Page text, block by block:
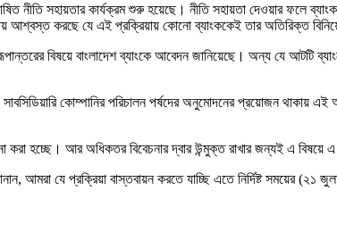
সহায়তার কার্যক্রম শুরু হয়েছে। নীতি সহায়তা দেওয়ার ফলে
আশ্বস্ত করছে যে এই প্রক্রিয়ায় কোনো ব্যাংককেই তার অতিরিক্ত
বিষয়ে বাংলাদেশ ব্যাংকে আবেদন জানিয়েছে। অন্য যে আটটি
ও সাবসিডিয়ারি কোম্পানির পরিচালন পর্ষদের অনুমোদনের প্রয়োজন
করা হচ্ছে। আর অধিকতর বিবেচনার দ্বার উন্মুক্ত রাখার জন্যই এ বিষয়ে
আমরা যে প্রক্রিয়া বাস্তবায়ন করতে যাচ্ছি এতে নির্দিষ্ট সময়ের